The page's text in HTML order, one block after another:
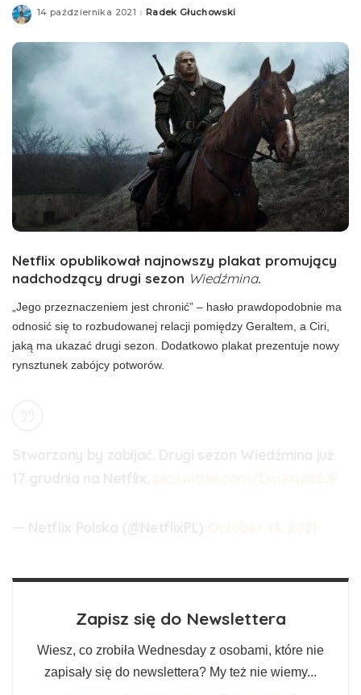
14 października 2021Posted
Radek Głuchowski
Netflix opublikował najnowszy plakat promujący
nadchodzący drugi sezon Wiedźmina.
„Jego przeznaczeniem jest chronić” – hasło prawdopodobnie ma
odnosić się to rozbudowanej relacji pomiędzy Geraltem, a Ciri,
jaką ma ukazać drugi sezon. Dodatkowo plakat prezentuje nowy
rynsztunek zabójcy potworów.
Zapisz się do Newslettera
Wiesz, co zrobiła Wednesday z osobami, które nie
zapisały się do newslettera? My też nie wiemy...